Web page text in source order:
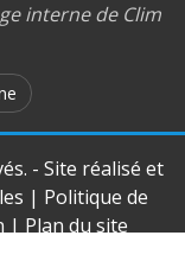
interne de Clim
- Site réalisé et
| Politique de
| Plan du site